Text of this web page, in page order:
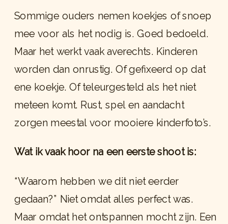
Sommige ouders nemen koekjes of snoep
mee voor als het nodig is. Goed bedoeld.
Maar het werkt vaak averechts. Kinderen
worden dan onrustig. Of gefixeerd op dat
ene koekje. Of teleurgesteld als het niet
meteen komt. Rust, spel en aandacht
zorgen meestal voor mooiere kinderfoto’s.
Wat ik vaak hoor na een eerste shoot is:
“Waarom hebben we dit niet eerder
gedaan?” Niet omdat alles perfect was.
Maar omdat het ontspannen mocht zijn. Een